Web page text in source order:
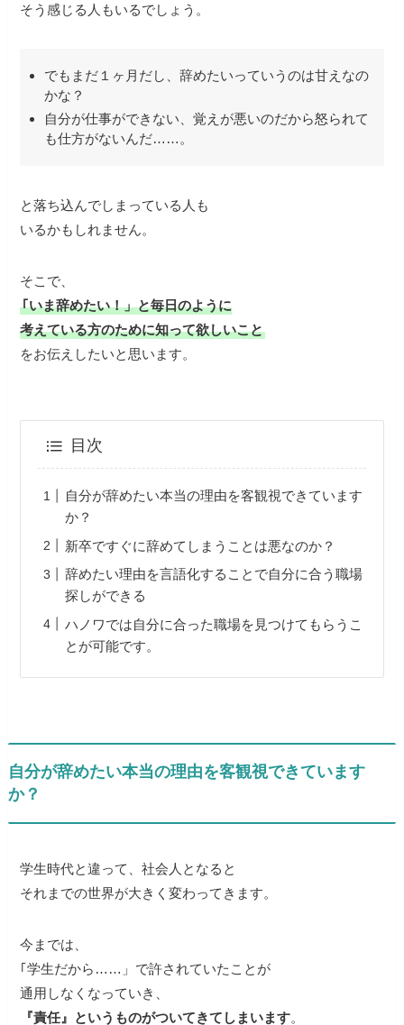
そう感じる人もいるでしょう。
でもまだ１ヶ月だし、辞めたいっていうのは甘えなの
かな？
自分が仕事ができない、覚えが悪いのだから怒られて
も仕方がないんだ……。
と落ち込んでしまっている人も
いるかもしれません。
そこで、
｢いま辞めたい！」と毎日のように
考えている方のために知って欲しいこと
をお伝えしたいと思います。
目次
自分が辞めたい本当の理由を客観視できています
か？
新卒ですぐに辞めてしまうことは悪なのか？
辞めたい理由を言語化することで自分に合う職場
探しができる
ハノワでは自分に合った職場を見つけてもらうこ
とが可能です。
自分が辞めたい本当の理由を客観視できています
か？
学生時代と違って、社会人となると
それまでの世界が大きく変わってきます。
今までは、
｢学生だから… …」で許されていたことが
通用しなくなっていき、
『責任』というものがついてきてしまいます。